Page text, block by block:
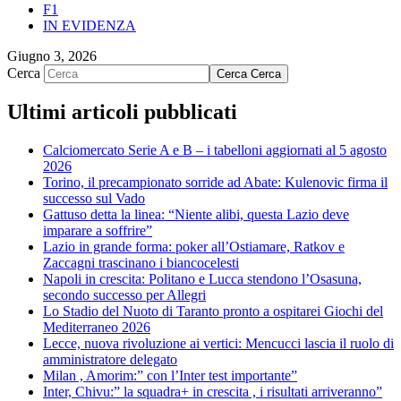
F1
IN EVIDENZA
Giugno 3, 2026
Cerca
Cerca Cerca
Ultimi articoli pubblicati
Calciomercato Serie A e B – i tabelloni aggiornati al 5 agosto
2026
Torino, il precampionato sorride ad Abate: Kulenovic firma il
successo sul Vado
Gattuso detta la linea: “Niente alibi, questa Lazio deve
imparare a soffrire”
Lazio in grande forma: poker all’Ostiamare, Ratkov e
Zaccagni trascinano i biancocelesti
Napoli in crescita: Politano e Lucca stendono l’Osasuna,
secondo successo per Allegri
Lo Stadio del Nuoto di Taranto pronto a ospitarei Giochi del
Mediterraneo 2026
Lecce, nuova rivoluzione ai vertici: Mencucci lascia il ruolo di
amministratore delegato
Milan , Amorim:” con l’Inter test importante”
Inter, Chivu:” la squadra+ in crescita , i risultati arriveranno”